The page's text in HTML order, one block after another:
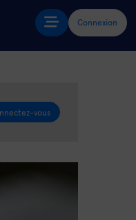
Connexion
vous